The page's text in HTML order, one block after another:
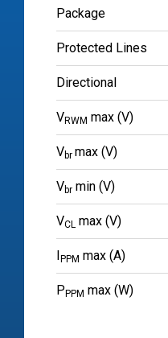
Package
Protected Lines
Directional
VRWM max (V)
Vbr max (V)
Vbr min (V)
VCL max (V)
PPM max (A)
P PPM max (W)